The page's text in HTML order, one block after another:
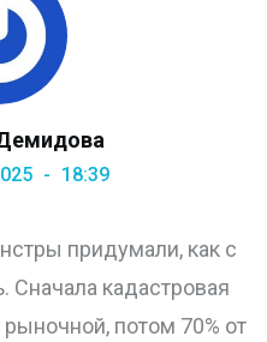
18:39
придумали, как с
Сначала кадастровая
потом 70% от